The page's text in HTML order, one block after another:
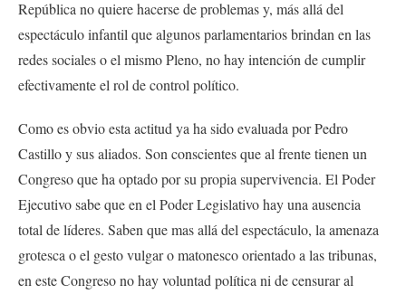
República no quiere hacerse de problemas y, más allá del
espectáculo infantil que algunos parlamentarios brindan en las
redes sociales o el mismo Pleno, no hay intención de cumplir
efectivamente el rol de control político.
Como es obvio esta actitud ya ha sido evaluada por Pedro
Castillo y sus aliados. Son conscientes que al frente tienen un
Congreso que ha optado por su propia supervivencia. El Poder
Ejecutivo sabe que en el Poder Legislativo hay una ausencia
total de líderes. Saben que mas allá del espectáculo, la amenaza
grotesca o el gesto vulgar o matonesco orientado a las tribunas,
en este Congreso no hay voluntad política ni de censurar al